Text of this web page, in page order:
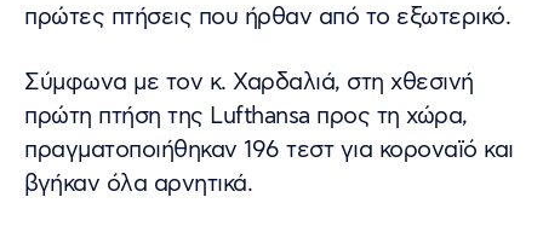
πρώτες πτήσεις που ήρθαν από το εξωτερικό.
Σύμφωνα με τον κ. Χαρδαλιά, στη χθεσινή
πρώτη πτήση της Lufthansa προς τη χώρα,
πραγματοποιήθηκαν 196 τεστ για κοροναϊό και
βγήκαν όλα αρνητικά.